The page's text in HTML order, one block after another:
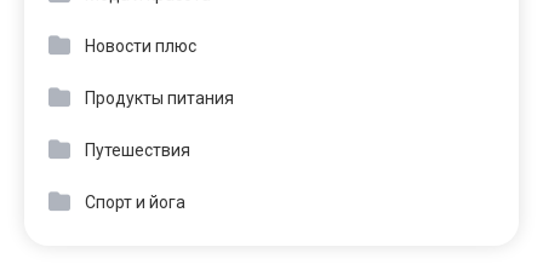
Новости плюс
Продукты питания
Путешествия
Спорт и йога